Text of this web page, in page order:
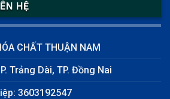
HỆ
CHẤT THUẬN NAM
Trảng Dài, TP. Đồng Nai
3603192547